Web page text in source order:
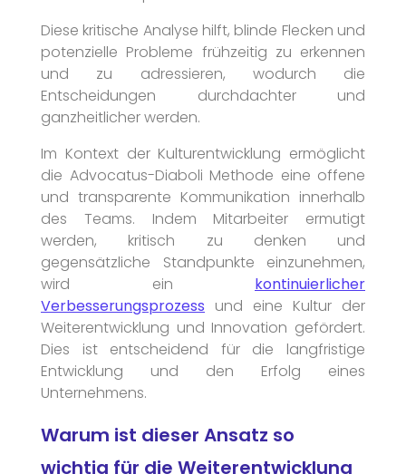
Diese kritische Analyse hilft, blinde Flecken und
potenzielle Probleme frühzeitig zu erkennen
und zu adressieren, wodurch die
Entscheidungen durchdachter und
ganzheitlicher werden.
Im Kontext der Kulturentwicklung ermöglicht
die Advocatus-Diaboli Methode eine offene
und transparente Kommunikation innerhalb
des Teams. Indem Mitarbeiter ermutigt
werden, kritisch zu denken und
gegensätzliche Standpunkte einzunehmen,
wird ein kontinuierlicher
Verbesserungsprozess und eine Kultur der
Weiterentwicklung und Innovation gefördert.
Dies ist entscheidend für die langfristige
Entwicklung und den Erfolg eines
Unternehmens.
Warum ist dieser Ansatz so
wichtig für die Weiterentwicklung